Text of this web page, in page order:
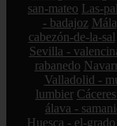
san-mateo Las-
- badajoz
cabezón-de-la-sal
Sevilla -
rabanedo
Valladolid -
lumbier
álava -
Huesca - el-grado